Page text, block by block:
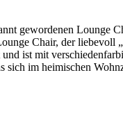
gewordenen Lounge
Chair, der liebevoll
ist mit
im heimischen